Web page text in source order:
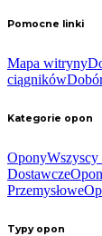
Pomocne linki
Mapa witryny
ciągników
Kategorie opon
OponyWszyscy
Dostawcze
Przemysłowe
Typy opon